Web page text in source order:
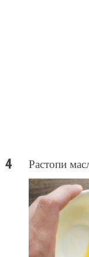
Растопи